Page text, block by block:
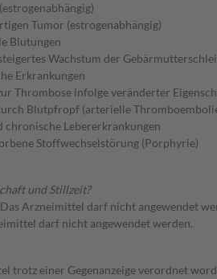
Tumor (estrogenabhängig)
Blutungen
Wachstum der
Erkrankungen
Thrombose infolge veränderter
Blutpfropf (arterielle
chronische Lebererkrankungen
Stoffwechselstörung (Porphyrie)
und Stillzeit?
Arzneimittel darf nicht angewendet
darf nicht angewendet werden.
trotz einer Gegenanzeige verordnet